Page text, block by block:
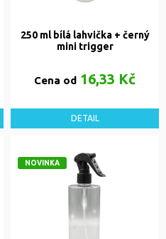
250 ml bílá lahvička + černý
mini trigger
Cena od 16,33 Kč
DETAIL
NOVINKA